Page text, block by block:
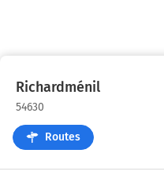
Richardménil
54630
Routes